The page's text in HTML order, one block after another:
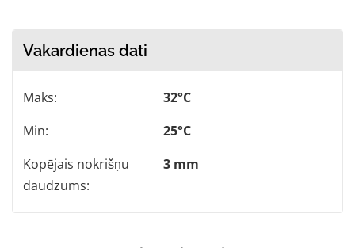
Vakardienas dati
Maks:
32°C
Min:
25°C
Kopējais nokrišņu
daudzums:
3 mm